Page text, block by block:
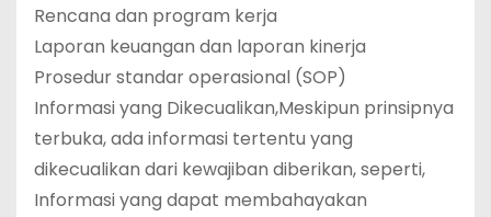
Rencana dan program kerja
Laporan keuangan dan laporan kinerja
Prosedur standar operasional (SOP)
Informasi yang Dikecualikan,Meskipun prinsipnya
terbuka, ada informasi tertentu yang
dikecualikan dari kewajiban diberikan, seperti,
Informasi yang dapat membahayakan